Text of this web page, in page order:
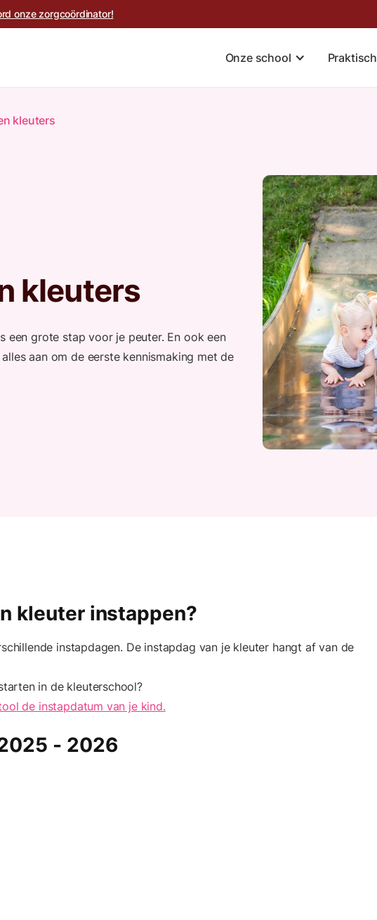
onze zorgcoördinator!
Onze school Praktisch
kleuters
kleuters
een grote stap voor je peuter. En ook een
aan om de eerste kennismaking met de
kleuter instappen?
instapdagen. De instapdag van je kleuter hangt af van de
in de kleuterschool?
de instapdatum van je kind.
- 2026